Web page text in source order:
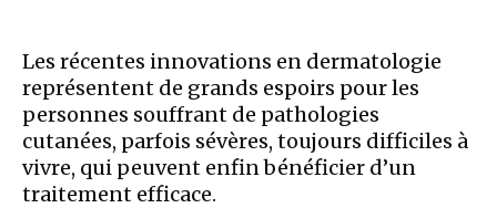
Les récentes innovations en dermatologie
représentent de grands espoirs pour les
personnes souffrant de pathologies
cutanées, parfois sévères, toujours difficiles à
vivre, qui peuvent enfin bénéficier d’un
traitement efficace.